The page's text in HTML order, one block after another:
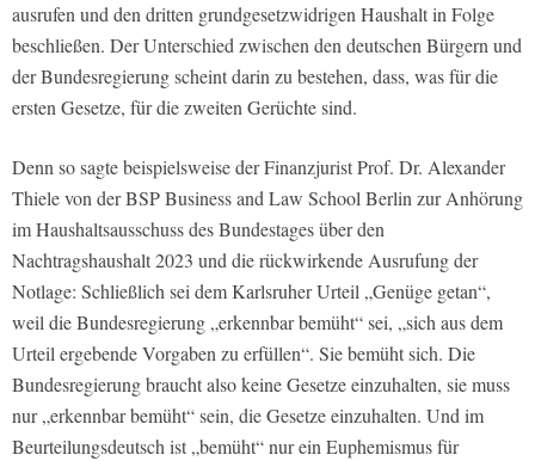
ausrufen und den dritten grundgesetzwidrigen Haushalt in Folge
beschließen. Der Unterschied zwischen den deutschen Bürgern und
der Bundesregierung scheint darin zu bestehen, dass, was für die
ersten Gesetze, für die zweiten Gerüchte sind.
Denn so sagte beispielsweise der Finanzjurist Prof. Dr. Alexander
Thiele von der BSP Business and Law School Berlin zur Anhörung
im Haushaltsausschuss des Bundestages über den
Nachtragshaushalt 2023 und die rückwirkende Ausrufung der
Notlage: Schließlich sei dem Karlsruher Urteil „Genüge getan“,
weil die Bundesregierung „erkennbar bemüht“ sei, „sich aus dem
Urteil ergebende Vorgaben zu erfüllen“. Sie bemüht sich. Die
Bundesregierung braucht also keine Gesetze einzuhalten, sie muss
nur „erkennbar bemüht“ sein, die Gesetze einzuhalten. Und im
Beurteilungsdeutsch ist „bemüht“ nur ein Euphemismus für